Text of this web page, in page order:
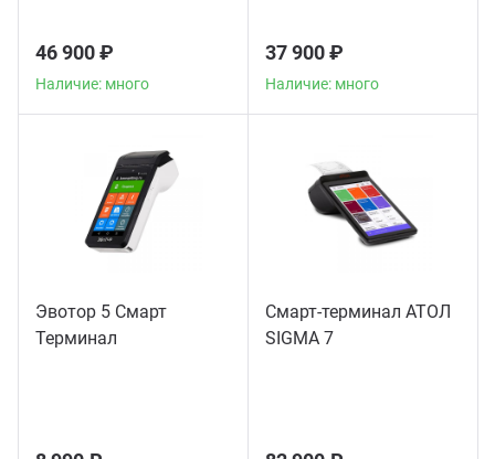
46 900 ₽
Наличие: много
37 900 ₽
Наличие: много
Эвотор 5 Смарт
Терминал
Смарт-терминал АТОЛ
SIGMA 7